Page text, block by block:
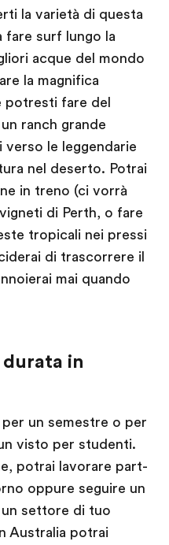
la varietà di questa
fare surf lungo la
acque del mondo
la magnifica
potresti fare del
ranch grande
le leggendarie
nel deserto. Potrai
in treno (ci vorrà
di Perth, o fare
tropicali nei pressi
di trascorrere il
mai quando
in
un semestre o per
visto per studenti.
potrai lavorare part-
oppure seguire un
settore di tuo
Australia potrai